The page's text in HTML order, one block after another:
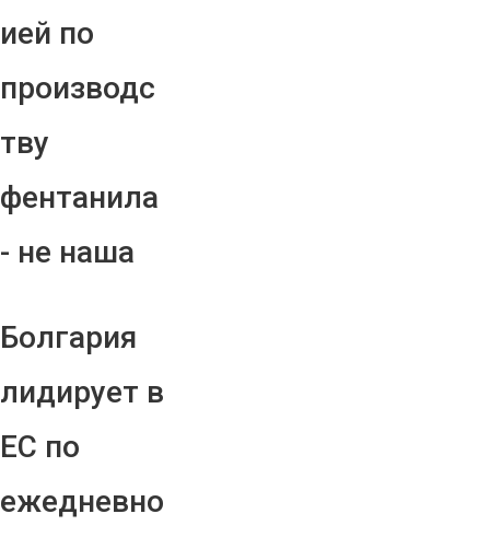
ией по
производс
тву
фентанила
- не наша
Болгария
лидирует в
ЕС по
ежедневно